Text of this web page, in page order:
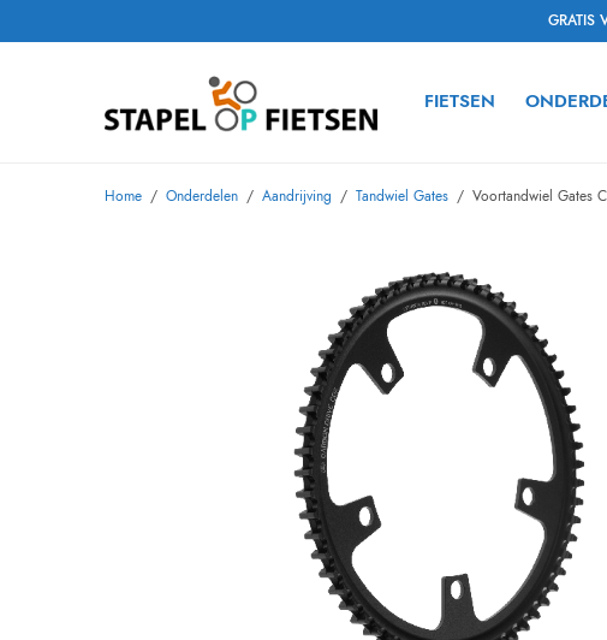
GRATIS
FIETSEN
Home / Onderdelen / Aandrijving / Tandwiel Gates / Voortandwiel Gates